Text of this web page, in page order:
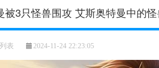
被3只怪兽围攻 艾斯奥特曼中的
表 2024-11-24 22:23:05